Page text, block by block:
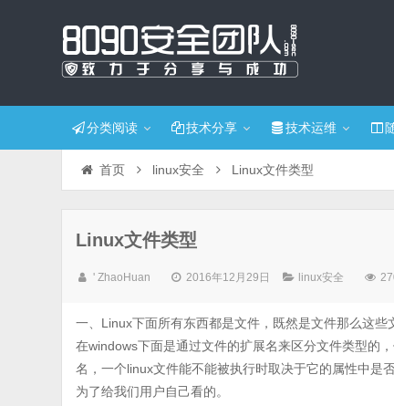
分类阅读 技术分享 技术运维
首页 linux安全 Linux文件类型
Linux文件类型
' ZhaoHuan 2016年12月29日 linux安全
一、Linux下面所有东西都是文件，既然是文件那么这些
在windows下面是通过文件的扩展名来区分文件类型的
名，一个linux文件能不能被执行时取决于它的属性中是
为了给我们用户自己看的。